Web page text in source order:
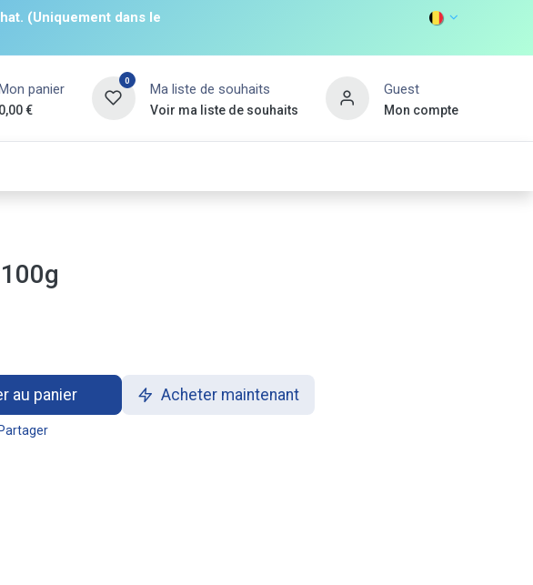
(Uniquement dans le
panier
0,00€
0 Ma liste de souhaits
Voir ma liste de souhaits
Guest
Mon compte
DISCOVER
au panier Acheter maintenant
Partager